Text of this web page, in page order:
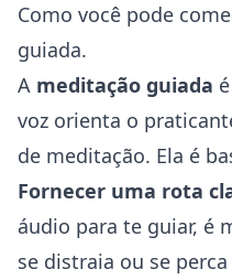
Como você pode
guiada.
A meditação guiada
voz orienta o
de meditação. Ela é
Fornecer uma rota
áudio para te guiar, é
se distraia ou se